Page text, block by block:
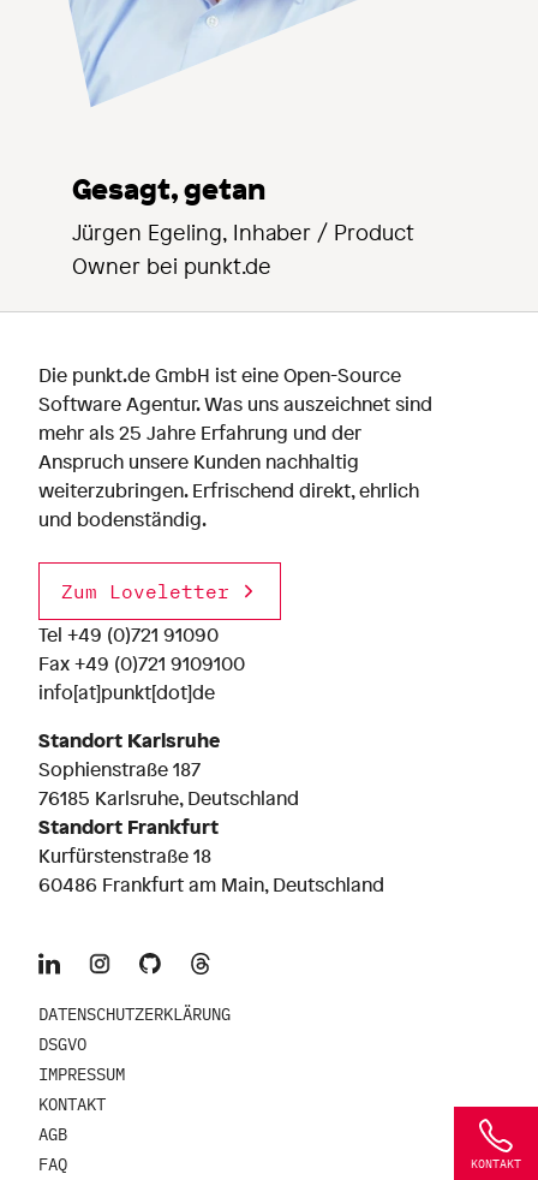
KONTAKT
Gesagt, getan
Jürgen Egeling, Inhaber / Product
Owner bei punkt.de
Die punkt.de GmbH ist eine Open-Source
Software Agentur. Was uns auszeichnet sind
mehr als 25 Jahre Erfahrung und der
Anspruch unsere Kunden nachhaltig
weiterzubringen. Erfrischend direkt, ehrlich
und bodenständig.
Zum Loveletter
Tel +49 (0)721 91090
Fax +49 (0)721 9109100
info[at]punkt[dot]de
Standort Karlsruhe
Sophienstraße 187
76185 Karlsruhe, Deutschland
Standort Frankfurt
Kurfürstenstraße 18
60486 Frankfurt am Main, Deutschland
DATENSCHUTZERKLÄRUNG
DSGVO
IMPRESSUM
KONTAKT
AGB
FAQ